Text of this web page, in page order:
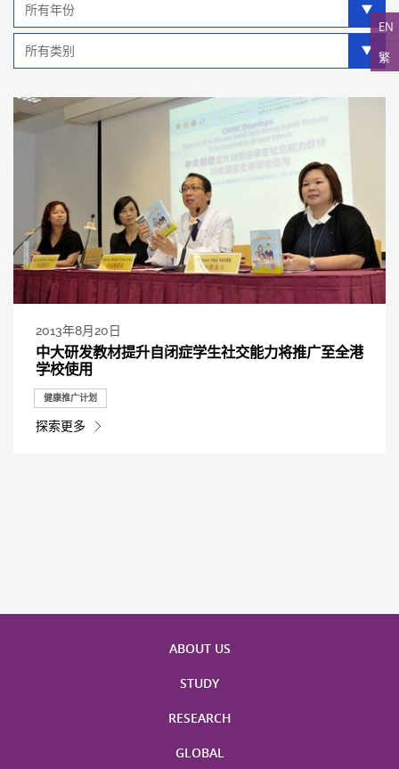
EN
繁
类
类
2013年8月20日
中大研发教材提升自闭症学生社交能力将推广至全港
学校使用
健康推广计划
探索更多
ABOUT US
STUDY
RESEARCH
GLOBAL